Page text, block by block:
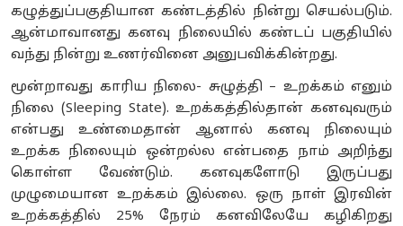
கழுத்துப்பகுதியான கண்டத்தில் நின்று செயல்படும்.
ஆன்மாவானது கனவு நிலையில் கண்டப் பகுதியில்
வந்து நின்று உணர்வினை அனுபவிக்கின்றது.
மூன்றாவது காரிய நிலை- சுழுத்தி – உறக்கம் எனும்
நிலை (Sleeping State). உறக்கத்தில்தான் கனவுவரும்
என்பது உண்மைதான் ஆனால் கனவு நிலையும்
உறக்க நிலையும் ஒன்றல்ல என்பதை நாம் அறிந்து
கொள்ள வேண்டும். கனவுகளோடு இருப்பது
முழுமையான உறக்கம் இல்லை. ஒரு நாள் இரவின்
உறக்கத்தில் 25% நேரம் கனவிலேயே கழிகிறது